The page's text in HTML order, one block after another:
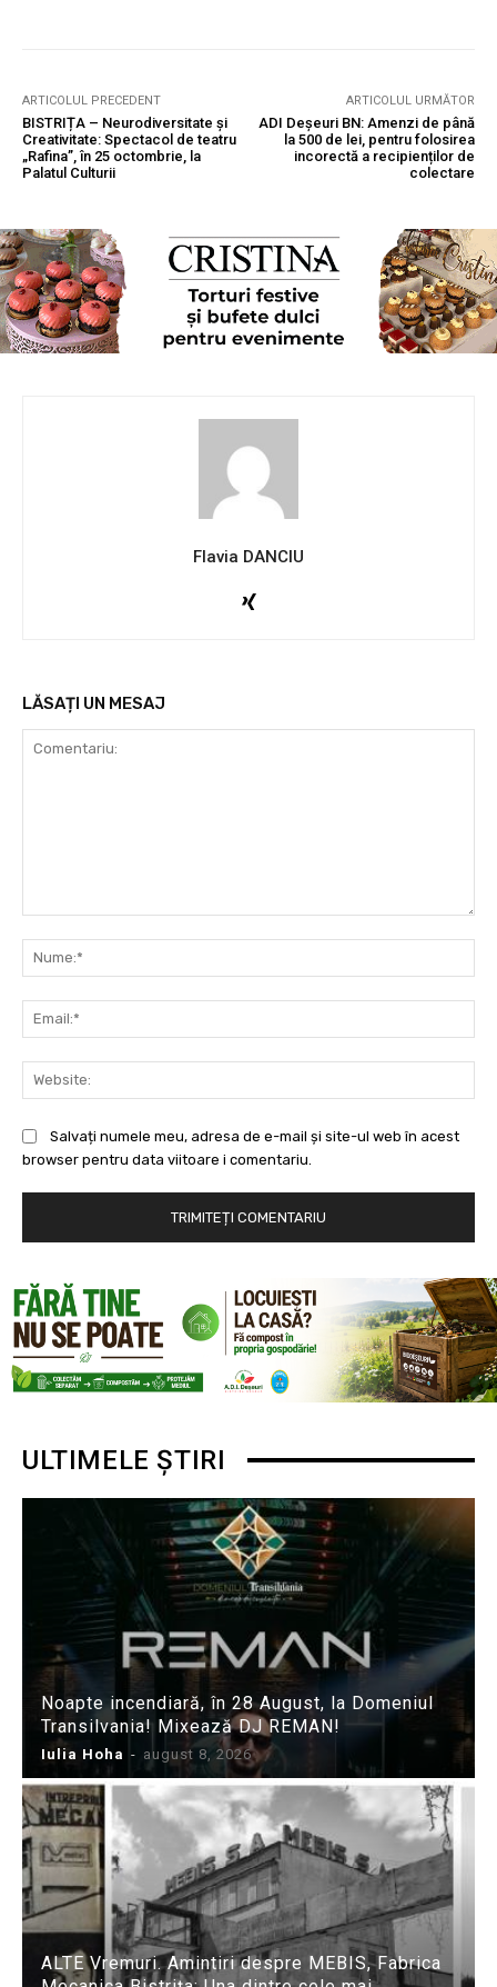
ARTICOLUL PRECEDENT
BISTRIȚA – Neurodiversitate şi
Creativitate: Spectacol de teatru
„Rafina”, în 25 octombrie, la
Palatul Culturii
ARTICOLUL URMĂTOR
ADI Deșeuri BN: Amenzi de până
la 500 de lei, pentru folosirea
incorectă a recipienților de
colectare
Flavia DANCIU
LĂSAȚI UN MESAJ
Salvați numele meu, adresa de e-mail și site-ul web în acest
browser pentru data viitoare i comentariu.
ULTIMELE ȘTIRI
Noapte incendiară, în 28 August, la Domeniul
Transilvania! Mixează DJ REMAN!
Iulia Hoha - august 8, 2026
ALTE Vremuri. Amintiri despre MEBIS, Fabrica